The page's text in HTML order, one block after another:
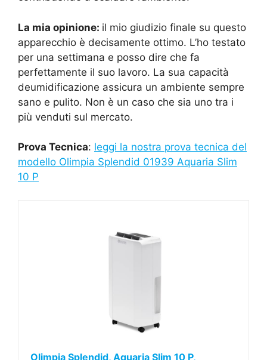
La mia opinione: il mio giudizio finale su questo
apparecchio è decisamente ottimo. L’ho testato
per una settimana e posso dire che fa
perfettamente il suo lavoro. La sua capacità
deumidificazione assicura un ambiente sempre
sano e pulito. Non è un caso che sia uno tra i
più venduti sul mercato.
Prova Tecnica: leggi la nostra prova tecnica del
modello Olimpia Splendid 01939 Aquaria Slim
10 P
Olimpia Splendid, Aquaria Slim 10 P,